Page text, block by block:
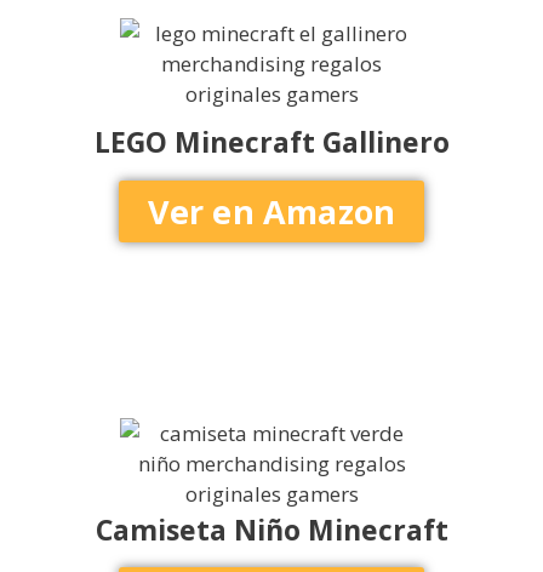
LEGO Minecraft Gallinero
Ver en Amazon
Camiseta Niño Minecraft